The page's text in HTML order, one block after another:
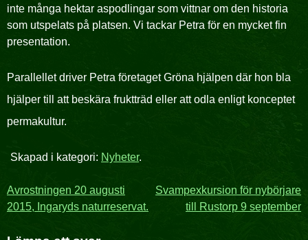
inte många hektar aspodlingar som vittnar om den historia
som utspelats på platsen. Vi tackar Petra för en mycket fin
presentation.
Parallellet driver Petra företaget Gröna hjälpen där hon bla
hjälper till att beskära fruktträd eller att odla enligt konceptet
permakultur.
Skapad i kategori: Nyheter.
Inläggsnavigering
Avrostningen 20 augusti
2015, Ingaryds naturreservat.
Svampexkursion för nybörjare
till Rustorp 9 september